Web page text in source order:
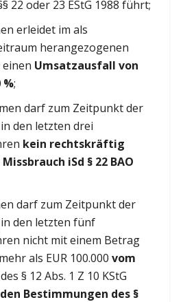
22 oder 23 EStG 1988 führt;
erleidet im als
herangezogenen
Umsatzausfall von
%;
darf zum Zeitpunkt der
den letzten drei
kein rechtskräftig
iSd § 22 BAO
darf zum Zeitpunkt der
den letzten fünf
nicht mit einem Betrag
als EUR 100.000 vom
des § 12 Abs. 1 Z 10 KStG
Bestimmungen des §